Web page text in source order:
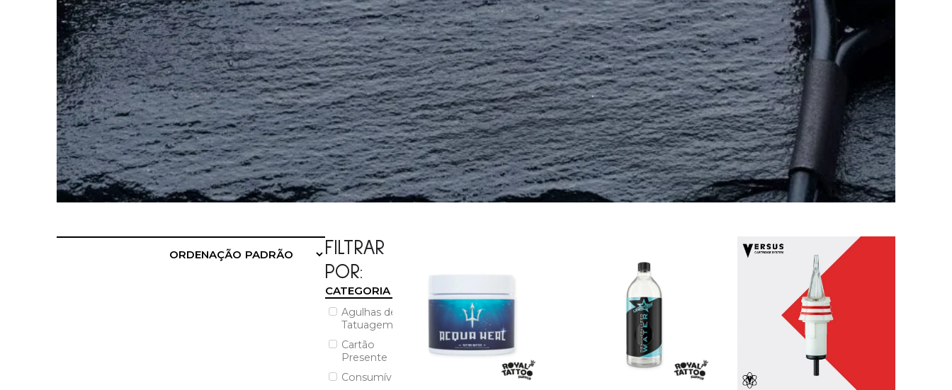
FILTRAR
POR:
CATEGORIA
Agulhas de
Tatuagem
Cartão
Presente
Consumíveis